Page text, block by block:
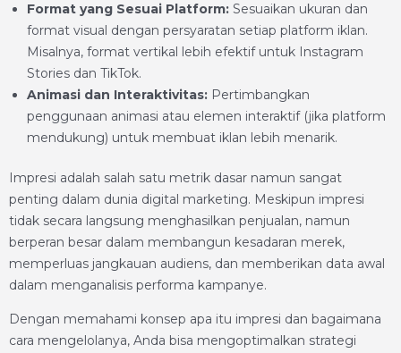
Format yang Sesuai Platform: Sesuaikan ukuran dan
format visual dengan persyaratan setiap platform iklan.
Misalnya, format vertikal lebih efektif untuk Instagram
Stories dan TikTok.
Animasi dan Interaktivitas: Pertimbangkan
penggunaan animasi atau elemen interaktif (jika platform
mendukung) untuk membuat iklan lebih menarik.
Impresi adalah salah satu metrik dasar namun sangat
penting dalam dunia digital marketing. Meskipun impresi
tidak secara langsung menghasilkan penjualan, namun
berperan besar dalam membangun kesadaran merek,
memperluas jangkauan audiens, dan memberikan data awal
dalam menganalisis performa kampanye.
Dengan memahami konsep apa itu impresi dan bagaimana
cara mengelolanya, Anda bisa mengoptimalkan strategi